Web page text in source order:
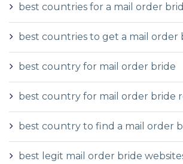
best countries for a mail order
best countries to get a mail order
best country for mail order bride
best country for mail order bride
best country to find a mail order
best legit mail order bride